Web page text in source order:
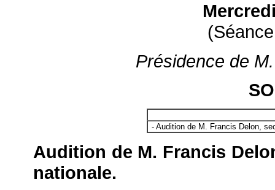
Présidence de
- Audition de M. Francis Delon,
Audition de M. Francis
nationale.